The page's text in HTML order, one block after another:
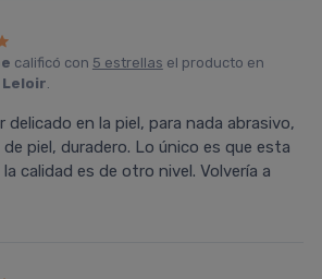
calificó con 5 estrellas el producto en
Leloir.
delicado en la piel, para nada abrasivo,
piel, duradero. Lo único es que esta
calidad es de otro nivel. Volvería a